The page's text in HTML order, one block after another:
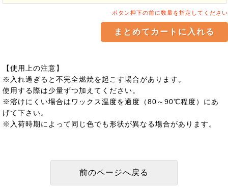
ボタン押下の前に数量を指定してください
【使用上の注意】
※入れ過ぎると不完全燃焼を起こす場合があります。
使用する際は少量ずつ加えてください。
※溶けにくい場合はワックス温度を適度（80～90℃程度）にあ
げて下さい。
※入荷時期によって同じ色でも形状が異なる場合があります。